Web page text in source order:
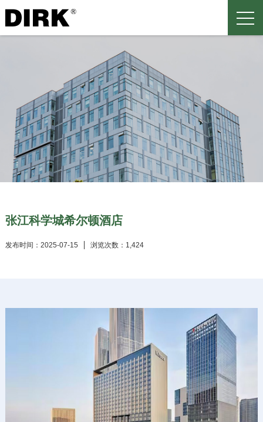
张江科学城希尔顿酒店
发布时间：2025-07-15 浏览次数：1,424